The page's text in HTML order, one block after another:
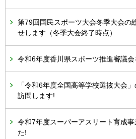
第79回国民スポーツ大会冬季大会の
せします（冬季大会終了時点）
令和6年度香川県スポーツ推進審議会
「令和6年度全国高等学校選抜大会
訪問します!
令和7年度スーパーアスリート育成
た!